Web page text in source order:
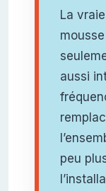
La
aussi
peu